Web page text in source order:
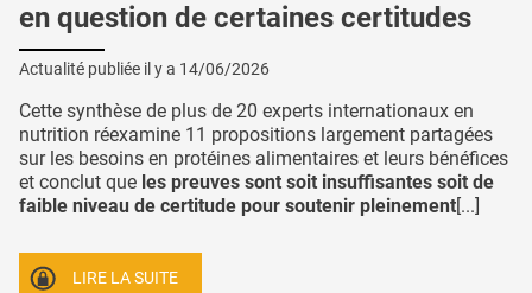
en question de certaines certitudes
Actualité publiée il y a 14/06/2026
Cette synthèse de plus de 20 experts internationaux en
nutrition réexamine 11 propositions largement partagées
sur les besoins en protéines alimentaires et leurs bénéfices
et conclut que les preuves sont soit insuffisantes soit de
faible niveau de certitude pour soutenir pleinement[...]
LIRE LA SUITE